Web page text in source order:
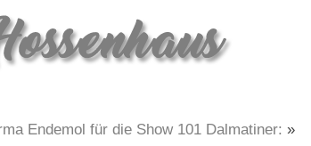
Endemol für die Show 101 Dalmatiner: »